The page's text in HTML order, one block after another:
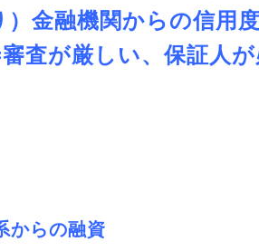
）金融機関からの信用
査が厳しい、保証人
からの融資